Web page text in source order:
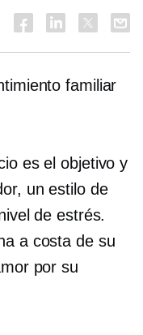
familiar
es el objetivo y
un estilo de
de estrés.
a costa de su
por su